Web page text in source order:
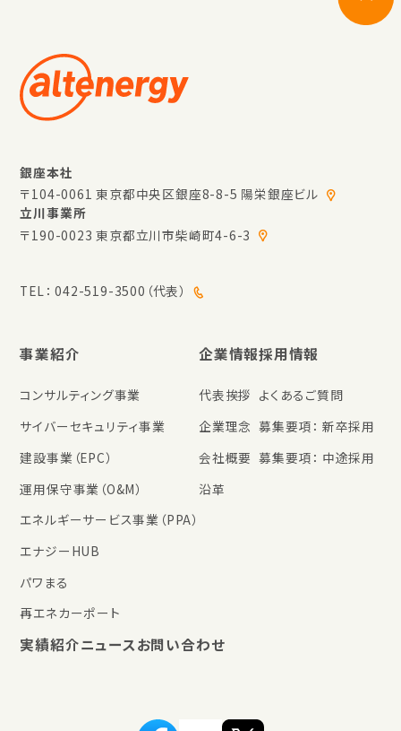
銀座本社
〒104-0061 東京都中央区銀座8-8-5 陽栄銀座ビル
立川事業所
〒190-0023 東京都立川市柴崎町4-6-3
TEL：042-519-3500（代表）
事業紹介
コンサルティング事業
サイバーセキュリティ事業
建設事業（EPC）
運用保守事業（O&M）
エネルギーサービス事業（PPA）
エナジーHUB
パワまる
再エネカーポート
企業情報
代表挨拶
企業理念
会社概要
沿革
採用情報
よくあるご質問
募集要項： 新卒採用
募集要項： 中途採用
実績紹介ニュースお問い合わせ